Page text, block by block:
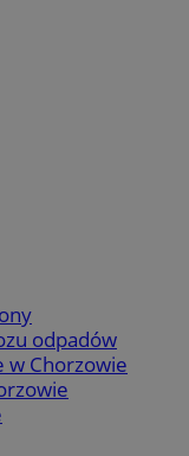
odpadów
w Chorzowie